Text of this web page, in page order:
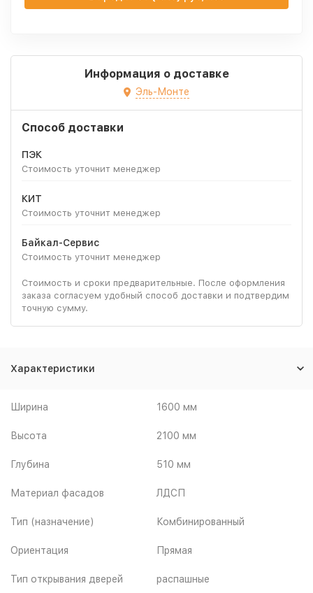
Информация о доставке
Эль-Монте
Способ доставки
ПЭК
Стоимость уточнит менеджер
КИТ
Стоимость уточнит менеджер
Байкал-Сервис
Стоимость уточнит менеджер
Стоимость и сроки предварительные. После оформления
заказа согласуем удобный способ доставки и подтвердим
точную сумму.
Характеристики
Ширина 1600 мм
Высота 2100 мм
Глубина 510 мм
Материал фасадов ЛДСП
Тип (назначение) Комбинированный
Ориентация Прямая
Тип открывания дверей распашные